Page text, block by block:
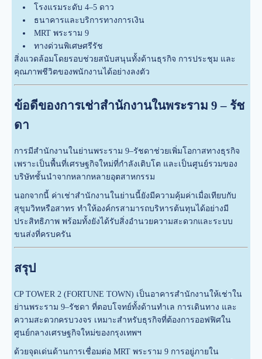
โรงแรมระดับ 4–5 ดาว
ธนาคารและบริการทางการเงิน
MRT พระราม 9
ทางด่วนพิเศษศรีรัช
สิ่งแวดล้อมโดยรอบช่วยสนับสนุนทั้งด้านธุรกิจ การประชุม และ
คุณภาพชีวิตของพนักงานได้อย่างลงตัว
ข้อดีของการเช่าสำนักงานในพระราม 9 – รัช
ดา
การมีสำนักงานในย่านพระราม 9–รัชดาช่วยเพิ่มโอกาสทางธุรกิจ
เพราะเป็นพื้นที่เศรษฐกิจใหม่ที่กำลังเติบโต และเป็นศูนย์รวมของ
บริษัทชั้นนำจากหลากหลายอุตสาหกรรม
นอกจากนี้ ค่าเช่าสำนักงานในย่านนี้ยังมีความคุ้มค่าเมื่อเทียบกับ
สุขุมวิทหรือสาทร ทำให้องค์กรสามารถบริหารต้นทุนได้อย่างมี
ประสิทธิภาพ พร้อมทั้งยังได้รับสิ่งอำนวยความสะดวกและระบบ
ขนส่งที่ครบครัน
สรุป
CP TOWER 2 (FORTUNE TOWN) เป็นอาคารสำนักงานให้เช่าใน
ย่านพระราม 9–รัชดา ที่ตอบโจทย์ทั้งด้านทำเล การเดินทาง และ
ความสะดวกครบวงจร เหมาะสำหรับธุรกิจที่ต้องการออฟฟิศใน
ศูนย์กลางเศรษฐกิจใหม่ของกรุงเทพฯ
ด้วยจุดเด่นด้านการเชื่อมต่อ MRT พระราม 9 การอยู่ภายใน